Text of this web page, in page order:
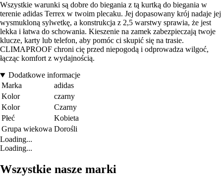
Wszystkie warunki są dobre do biegania z tą kurtką do biegania w
terenie adidas Terrex w twoim plecaku. Jej dopasowany krój nadaje jej
wysmukloną sylwetkę, a konstrukcja z 2,5 warstwy sprawia, że jest
lekka i łatwa do schowania. Kieszenie na zamek zabezpieczają twoje
klucze, karty lub telefon, aby pomóc ci skupić się na trasie.
CLIMAPROOF chroni cię przed niepogodą i odprowadza wilgoć,
łącząc komfort z wydajnością.
Dodatkowe informacje
Marka
adidas
Kolor
czarny
Kolor
Czarny
Płeć
Kobieta
Grupa wiekowa Dorośli
Loading...
Loading...
Wszystkie nasze marki